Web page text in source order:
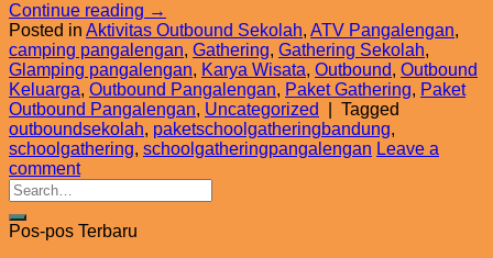
Continue reading →
Posted in Aktivitas Outbound Sekolah, ATV Pangalengan,
camping pangalengan, Gathering, Gathering Sekolah,
Glamping pangalengan, Karya Wisata, Outbound, Outbound
Keluarga, Outbound Pangalengan, Paket Gathering, Paket
Outbound Pangalengan, Uncategorized
Tagged
outboundsekolah, paketschoolgatheringbandung,
schoolgathering, schoolgatheringpangalengan Leave a
comment
Pos-pos Terbaru